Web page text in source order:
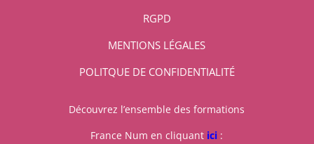
RGPD
MENTIONS LÉGALES
POLITQUE DE CONFIDENTIALITÉ
Découvrez l’ensemble des formations
France Num en cliquant ici :